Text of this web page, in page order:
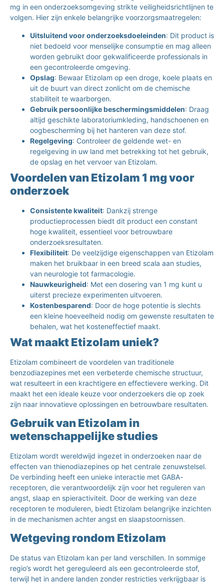
mg in een onderzoeksomgeving strikte veiligheidsrichtlijnen te
volgen. Hier zijn enkele belangrijke voorzorgsmaatregelen:
Uitsluitend voor onderzoeksdoeleinden: Dit product is
niet bedoeld voor menselijke consumptie en mag alleen
worden gebruikt door gekwalificeerde professionals in
een gecontroleerde omgeving.
Opslag: Bewaar Etizolam op een droge, koele plaats en
uit de buurt van direct zonlicht om de chemische
stabiliteit te waarborgen.
Gebruik persoonlijke beschermingsmiddelen: Draag
altijd geschikte laboratoriumkleding, handschoenen en
oogbescherming bij het hanteren van deze stof.
Regelgeving: Controleer de geldende wet- en
regelgeving in uw land met betrekking tot het gebruik,
de opslag en het vervoer van Etizolam.
Voordelen van Etizolam 1 mg voor
onderzoek
Consistente kwaliteit: Dankzij strenge
productieprocessen biedt dit product een constant
hoge kwaliteit, essentieel voor betrouwbare
onderzoeksresultaten.
Flexibiliteit: De veelzijdige eigenschappen van Etizolam
maken het bruikbaar in een breed scala aan studies,
van neurologie tot farmacologie.
Nauwkeurigheid: Met een dosering van 1 mg kunt u
uiterst precieze experimenten uitvoeren.
Kostenbesparend: Door de hoge potentie is slechts
een kleine hoeveelheid nodig om gewenste resultaten te
behalen, wat het kosteneffectief maakt.
Wat maakt Etizolam uniek?
Etizolam combineert de voordelen van traditionele
benzodiazepines met een verbeterde chemische structuur,
wat resulteert in een krachtigere en effectievere werking. Dit
maakt het een ideale keuze voor onderzoekers die op zoek
zijn naar innovatieve oplossingen en betrouwbare resultaten.
Gebruik van Etizolam in
wetenschappelijke studies
Etizolam wordt wereldwijd ingezet in onderzoeken naar de
effecten van thienodiazepines op het centrale zenuwstelsel.
De verbinding heeft een unieke interactie met GABA-
receptoren, die verantwoordelijk zijn voor het reguleren van
angst, slaap en spieractiviteit. Door de werking van deze
receptoren te moduleren, biedt Etizolam belangrijke inzichten
in de mechanismen achter angst en slaapstoornissen.
Wetgeving rondom Etizolam
De status van Etizolam kan per land verschillen. In sommige
regio’s wordt het gereguleerd als een gecontroleerde stof,
terwijl het in andere landen zonder restricties verkrijgbaar is